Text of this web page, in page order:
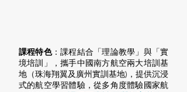
課程特色：課程結合「理論教學」與「實
境培訓」，攜手中國南方航空兩大培訓基
地（珠海翔翼及廣州實訓基地)，提供沉浸
式的航空學習體驗，從多角度體驗國家航